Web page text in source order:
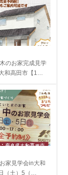
のお家完成見学
和高田市【1…
家見学会in大和
（土）5（…